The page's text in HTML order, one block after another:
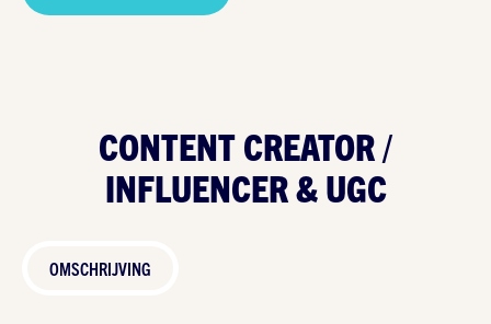
CONTENT CREATOR /
INFLUENCER & UGC
OMSCHRIJVING